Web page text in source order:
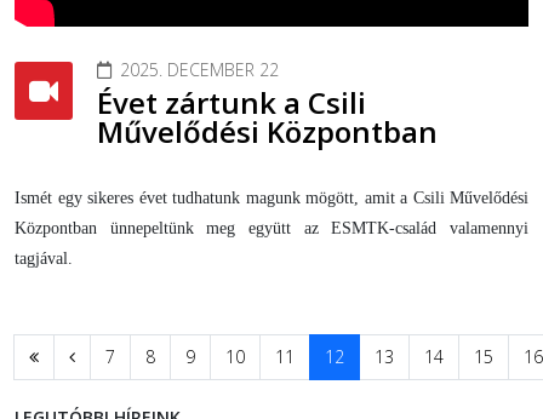
2025. DECEMBER 22
Évet zártunk a Csili
Művelődési Központban
Ismét egy sikeres évet tudhatunk magunk mögött, amit a Csili Művelődési
Központban ünnepeltünk meg együtt az ESMTK-család valamennyi
tagjával.
7 8 9 10 11 12 13 14 15 16